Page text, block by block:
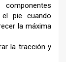
pie cuando
la máxima
la tracción y